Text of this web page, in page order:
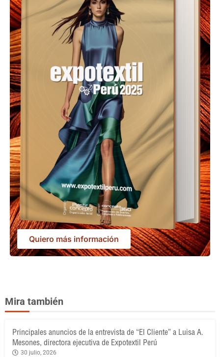
Quiero más información
Mira también
Principales anuncios de la entrevista de “El Cliente” a Luisa A.
Mesones, directora ejecutiva de Expotextil Perú
30 julio, 2026